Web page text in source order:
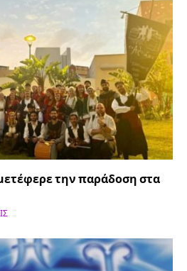
την παράδοση στα